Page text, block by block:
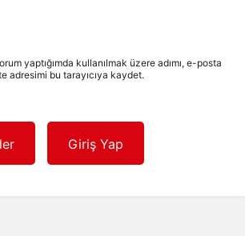
yaptığımda kullanılmak üzere adımı, e-posta
adresimi bu tarayıcıya kaydet.
Giriş Yap